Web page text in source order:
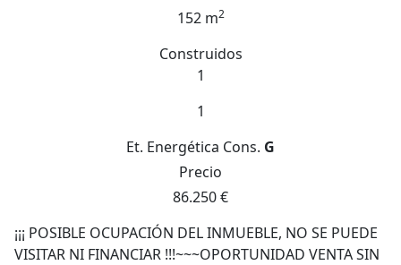
152 m2
Construidos
1
1
Et. Energética Cons. G
Precio
86.250 €
¡¡¡ POSIBLE OCUPACIÓN DEL INMUEBLE, NO SE PUEDE
VISITAR NI FINANCIAR !!!~~~OPORTUNIDAD VENTA SIN